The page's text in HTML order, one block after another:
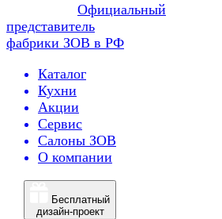
Официальный
представитель
фабрики ЗОВ в РФ
Каталог
Кухни
Акции
Сервис
Салоны ЗОВ
О компании
Бесплатный
дизайн-проект